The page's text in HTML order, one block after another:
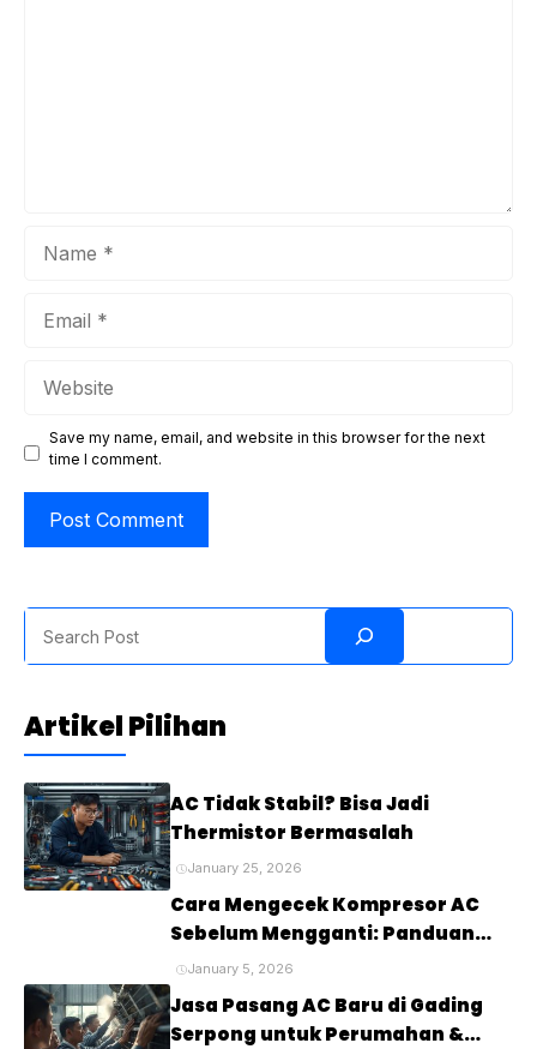
Save my name, email, and website in this browser for the next
time I comment.
Artikel Pilihan
AC Tidak Stabil? Bisa Jadi
Thermistor Bermasalah
January 25, 2026
Cara Mengecek Kompresor AC
Sebelum Mengganti: Panduan
Lengkap untuk Mendiagnosis
Masalah pada Kompresor AC
Anda
January 5, 2026
Jasa Pasang AC Baru di Gading
Serpong untuk Perumahan &